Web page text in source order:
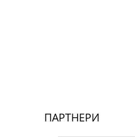
ПАРТНЕРИ